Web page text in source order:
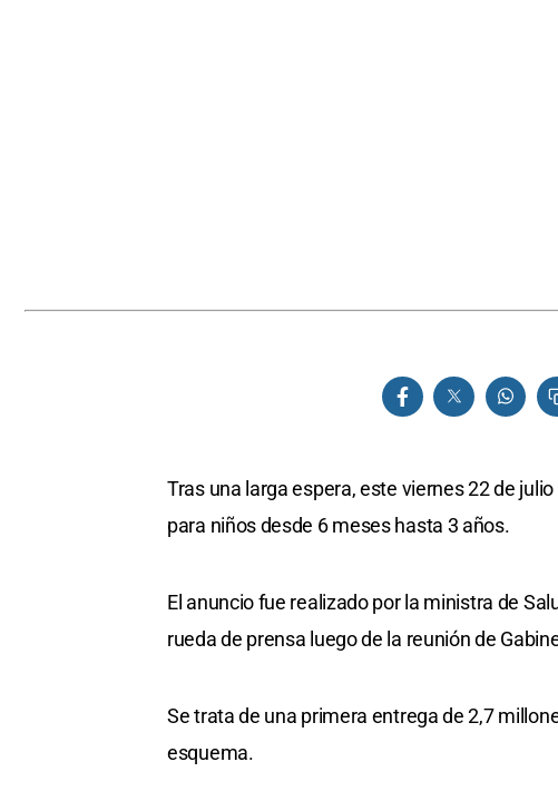
Tras una larga espera, este viernes 22 de
para niños desde 6 meses hasta 3 años.
El anuncio fue realizado por la ministra de
rueda de prensa luego de la reunión de
Se trata de una primera entrega de 2,7
esquema.